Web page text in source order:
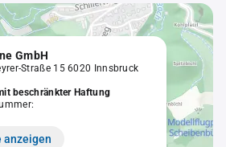
GmbH
Straße 15 6020 Innsbruck
beschränkter Haftung
anzeigen